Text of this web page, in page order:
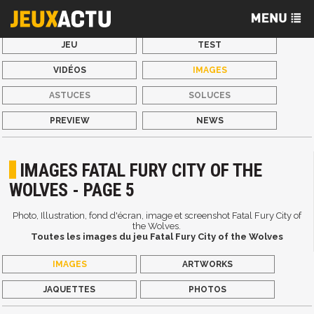
JEU TEST
VIDÉOS IMAGES
ASTUCES SOLUCES
PREVIEW NEWS
IMAGES FATAL FURY CITY OF THE
WOLVES - PAGE 5
Photo, Illustration, fond d'écran, image et screenshot Fatal Fury City of
the Wolves.
Toutes les images du jeu Fatal Fury City of the Wolves
IMAGES ARTWORKS
JAQUETTES PHOTOS